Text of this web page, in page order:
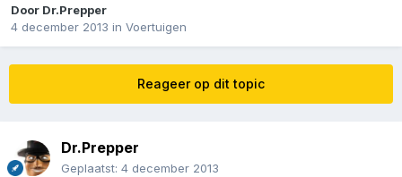
Door Dr.Prepper
4 december 2013 in Voertuigen
Reageer op dit topic
Dr.Prepper
Geplaatst: 4 december 2013